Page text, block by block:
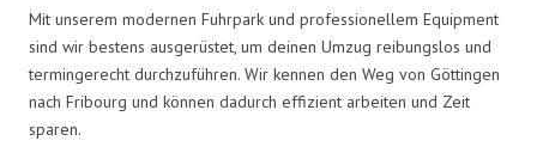
Mit unserem modernen Fuhrpark und professionellem Equipment
sind wir bestens ausgerüstet, um deinen Umzug reibungslos und
termingerecht durchzuführen. Wir kennen den Weg von Göttingen
nach Fribourg und können dadurch effizient arbeiten und Zeit
sparen.